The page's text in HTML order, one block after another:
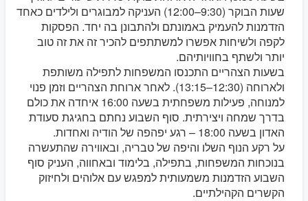
שעות הבוקר (9:30–12:00) העניקה למבוגרים ולילדים כאחד
הזדמנות להעמיק באמונתם ולהתבונן בה יחד. הפסקות
לקפה ולשיחות אפשרו למשתתפים להכיר זה את זה טוב
יותר ולשתף בחוויותיהם.
בשעות הצהריים התכנסו המשפחות לתפילה משותפת
ולארוחה (12:30–13:15). לאחר ארוחת הצהריים וזמן פנוי
למנוחה, פעילות משפחתית בשעה 16:00 איחדה את כולם
בדרך שמחה ויצירתית. סוף השבוע נחתם בחגיגת סעודת
האדון בשעה 18:00 – רגע יפהפה של הודיה ואחדות.
על רקע הנוף השלו והיפה של טבריה, ובאווירה שהתעשרה
בנוכחות המשפחות, בתפילה, בלימוד ובאחווה, העניק סוף
השבוע הזדמנות משמעותית למפגש עם אלוהים ולחיזוק
הקשרים הקהילתיים.